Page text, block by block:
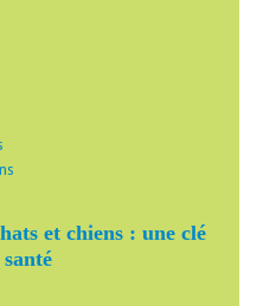
et chiens : une clé